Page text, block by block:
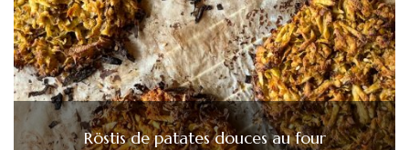
Röstis de patates douces au four